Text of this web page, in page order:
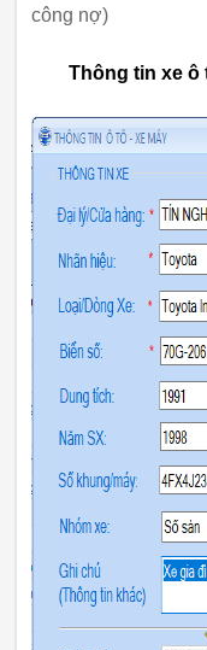
công nợ)
Thông tin xe ô